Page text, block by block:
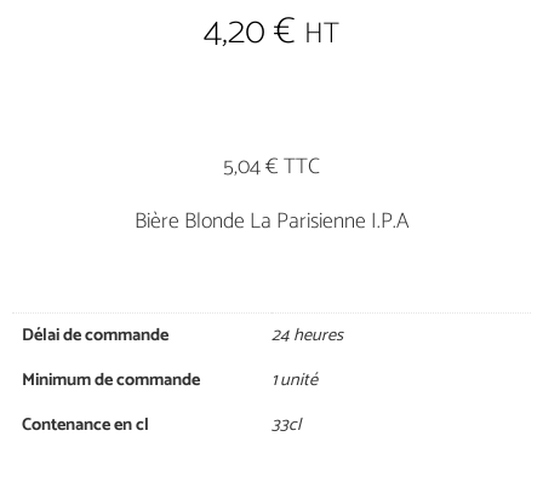
4,20€ HT
5,04 € TTC
Bière Blonde La Parisienne I.P.A
Délai de commande
24 heures
Minimum de commande
1 unité
Contenance en cl
33cl